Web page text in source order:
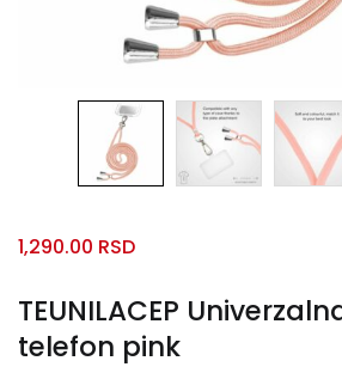
TEUNILACEP
telefon pink
1,290.00 RSD